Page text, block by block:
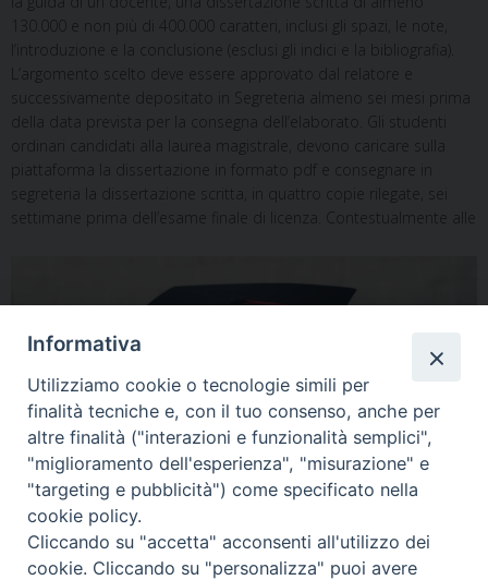
130.000 e non più di 400.000 caratteri, inclusi gli spazi, le note,
l’introduzione e la conclusione (esclusi gli indici e la bibliografia).
L’argomento scelto deve essere approvato dal relatore e
successivamente depositato in Segreteria almeno sei mesi prima
della data prevista per la consegna dell’elaborato. Gli studenti
ordinari candidati alla laurea magistrale, devono caricare sulla
piattaforma la dissertazione in formato pdf e consegnare in
segreteria la dissertazione scritta, in quattro copie rilegate, sei
settimane prima dell’esame finale di licenza.
Contestualmente alle
copie cartacee lo studente consegna la dichiarazione (il cui
modulo è scaricabile dal sito dell’istituto) che il suo elaborato non
è frutto di plagio. La metodologia di ricerca per l’elaborazione
della dissertazione finale deve essere informata – secondo le
Informativa
Utilizziamo cookie o tecnologie simili per
finalità tecniche e, con il tuo consenso, anche per
altre finalità ("interazioni e funzionalità semplici",
"miglioramento dell'esperienza", "misurazione" e
"targeting e pubblicità") come specificato nella
cookie policy.
Cliccando su "accetta" acconsenti all'utilizzo dei
cookie. Cliccando su "personalizza" puoi avere